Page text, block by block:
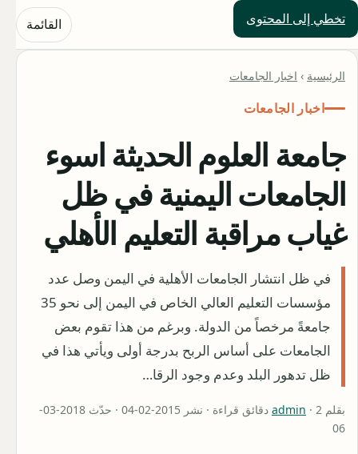
تخطي إلى المحتوى
حلول العالم القائمة
الرئيسية › اخبار الجامعات
اخبار الجامعات
جامعة العلوم الحديثة اسوء
الجامعات اليمنية في ظل
غياب مراقبة التعليم الأهلي
في ظل انتشار الجامعات الأهلية في اليمن وصل عدد
مؤسسات التعليم العالي الخاص في اليمن إلى نحو 35
جامعةً مرخصاً من الدولة. وبرغم من هذا تقوم بعض
الجامعات على أساس الربح بدرجة أولى ويأتي هذا في
ظل تدهور البلد وعدم وجود الرقا…
بقلم admin
· 2 دقائق قراءة · نشر 2015-02-04 · حدّث 2018-03-
06